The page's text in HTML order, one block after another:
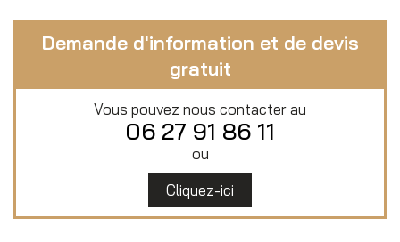
Demande d'information et de devis
gratuit
Vous pouvez nous contacter au
06 27 91 86 11
ou
Cliquez-ici